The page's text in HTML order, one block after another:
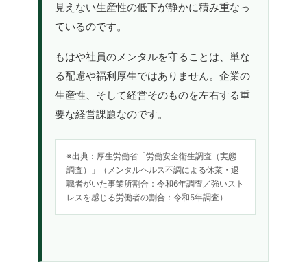
見えない生産性の低下が静かに積み重なっ
ているのです。
もはや社員のメンタルを守ることは、単な
る配慮や福利厚生ではありません。企業の
生産性、そして経営そのものを左右する重
要な経営課題なのです。
※出典：厚生労働省「労働安全衛生調査（実態
調査）」（メンタルヘルス不調による休業・退
職者がいた事業所割合：令和6年調査／強いスト
レスを感じる労働者の割合：令和5年調査）